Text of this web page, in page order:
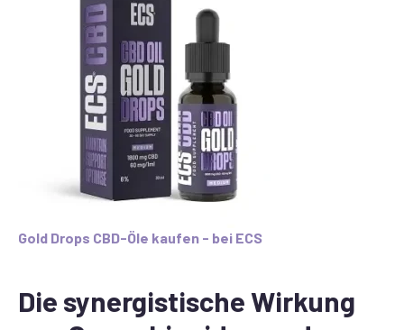
Gold Drops CBD-Öle kaufen - bei ECS
Die synergistische Wirkung